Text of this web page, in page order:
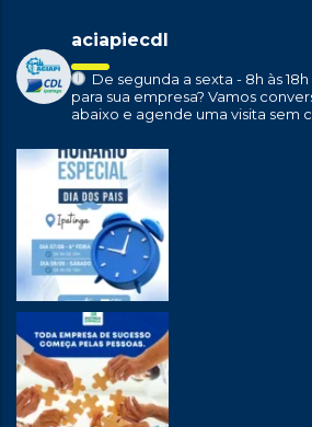
aciapiecdl
De segunda a sexta - 8h às 18h
para sua empresa? Vamos
abaixo e agende uma visita sem